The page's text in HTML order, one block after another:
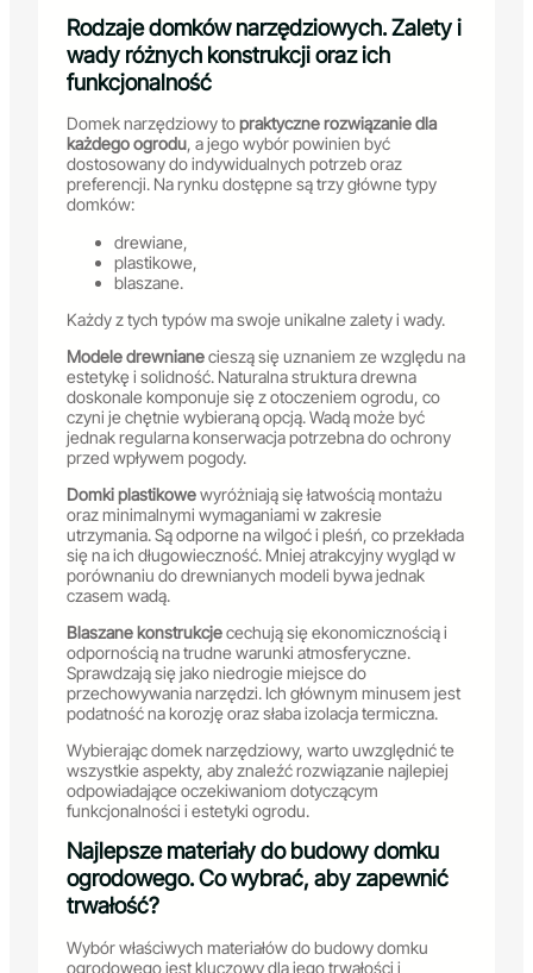
Rodzaje domków narzędziowych. Zalety i
wady różnych konstrukcji oraz ich
funkcjonalność
Domek narzędziowy topraktyczne rozwiązanie dla
każdego ogrodu, a jego wybór powinien być
dostosowany do indywidualnych potrzeb oraz
preferencji. Na rynku dostępne są trzy główne typy
domków:
drewiane,
plastikowe,
blaszane.
Każdy z tych typów ma swoje unikalne zalety i wady.
Modele drewnianecieszą się uznaniem ze względu na
estetykę i solidność. Naturalna struktura drewna
doskonale komponuje się z otoczeniem ogrodu, co
czyni je chętnie wybieraną opcją. Wadą może być
jednak regularna konserwacja potrzebna do ochrony
przed wpływem pogody.
Domki plastikowewyróżniają się łatwością montażu
oraz minimalnymi wymaganiami w zakresie
utrzymania. Są odporne na wilgoć i pleśń, co przekłada
się na ich długowieczność. Mniej atrakcyjny wygląd w
porównaniu do drewnianych modeli bywa jednak
czasem wadą.
Blaszane konstrukcjecechują się ekonomicznością i
odpornością na trudne warunki atmosferyczne.
Sprawdzają się jako niedrogie miejsce do
przechowywania narzędzi. Ich głównym minusem jest
podatność na korozję oraz słaba izolacja termiczna.
Wybierając domek narzędziowy, warto uwzględnić te
wszystkie aspekty, aby znaleźć rozwiązanie najlepiej
odpowiadające oczekiwaniom dotyczącym
funkcjonalności i estetyki ogrodu.
Najlepsze materiały do budowy domku
ogrodowego. Co wybrać, aby zapewnić
trwałość?
Wybór właściwych materiałów do budowy domku
ogrodowego jest kluczowy dla jego trwałości i